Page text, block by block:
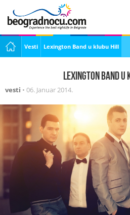
Vesti Lexington Band u klubu Hill
Lexington Band
vesti • 06. Januar 2014.